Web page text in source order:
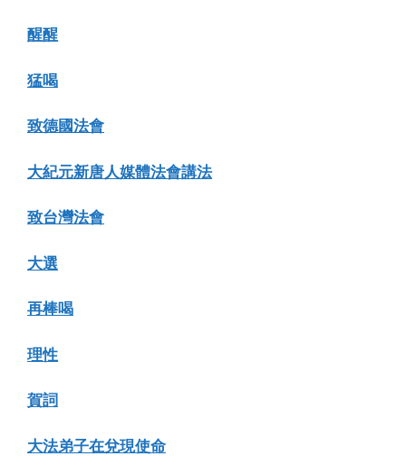
醒醒
猛喝
致德國法會
大紀元新唐人媒體法會講法
致台灣法會
大選
再棒喝
理性
賀詞
大法弟子在兌現使命